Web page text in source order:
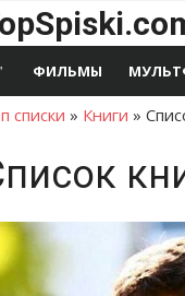
ФИЛЬМЫ
списки » Книги »